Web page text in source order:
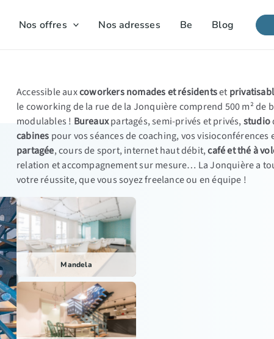
Nos offres Nos adresses Be Blog
Accessible auxcoworkers nomades et résidentset
le coworking de la rue de la Jonquière comprend 500 m² de
modulables ! Bureauxpartagés, semi-privés et privés,studio
cabines pour vos séances de coaching, vos visioconférences
partagée, cours de sport, internet haut débit,café et thé à
relation et accompagnement sur mesure… La Jonquière a
votre réussite, que vous soyez freelance ou en équipe !
Mandela